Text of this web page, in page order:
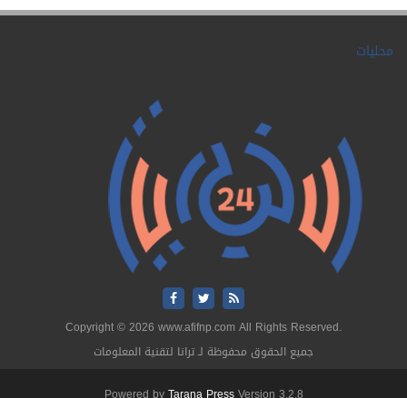
محليات
Copyright © 2026 www.afifnp.com All Rights Reserved.
جميع الحقوق محفوظة لـ ترانا لتقنية المعلومات